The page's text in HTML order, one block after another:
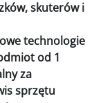
skuterów i
technologie
od 1
za
sprzętu